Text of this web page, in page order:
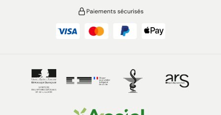
Paiements sécurisés